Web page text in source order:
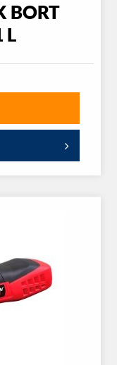
BORT
L